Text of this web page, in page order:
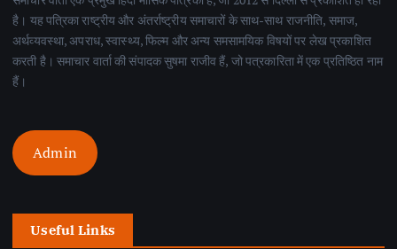
है। यह पत्रिका राष्ट्रीय और अंतर्राष्ट्रीय समाचारों के साथ-साथ राजनीति, समाज,
अर्थव्यवस्था, अपराध, स्वास्थ्य, फिल्म और अन्य समसामयिक विषयों पर लेख प्रकाशित
करती है। समाचार वार्ता की संपादक सुषमा राजीव हैं, जो पत्रकारिता में एक प्रतिष्ठित नाम
हैं।
Admin
Useful Links